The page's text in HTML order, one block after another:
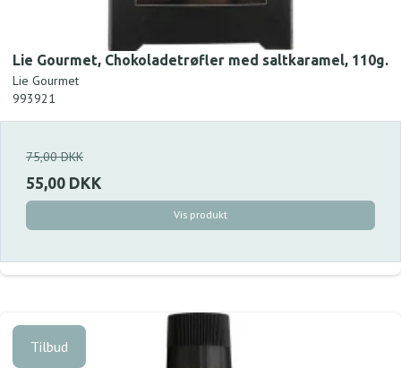
Lie Gourmet, Chokoladetrøfler med saltkaramel, 110g.
Lie Gourmet
993921
75,00 DKK
55,00 DKK
Vis produkt
Tilbud